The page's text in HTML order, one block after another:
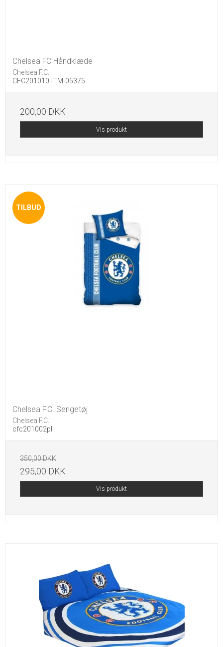
Chelsea FC Håndklæde
Chelsea F.C.
CFC201010 -TM-05375
200,00 DKK
Vis produkt
TILBUD
Chelsea F.C. Sengetøj
Chelsea F.C.
cfc201002pl
350,00 DKK
295,00 DKK
Vis produkt